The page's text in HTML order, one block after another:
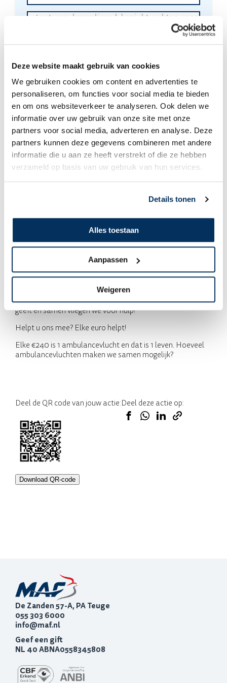
Deze website maakt gebruik van cookies
We gebruiken cookies om content en advertenties te
personaliseren, om functies voor social media te bieden
en om ons websiteverkeer te analyseren. Ook delen we
informatie over uw gebruik van onze site met onze
partners voor social media, adverteren en analyse. Deze
partners kunnen deze gegevens combineren met andere
informatie die u aan ze heeft verstrekt of die ze hebben
verzameld op basis van uw gebruik van hun services.
Details tonen
Alles toestaan
Aanpassen
Weigeren
Deze actie is aangemaakt door:Aaldrik Visscher
Op 8 maart 2025 lopen wij, Wim, Hermen, Jan, Richard,
Bianca, Karen, Anja, Bart, Jakob, Eric en Aaldrik, 10 km of
een halve marathon over de landingsbaan op vliegbasis
door een slang. Een geboorte met complicaties. Gewond
na een overval. Nood aan de man en hulp ver weg. Dat is de
dagelijkse realiteit voor de mensen waarvoor de MAF vliegt
en ondersteuning biedt. De MAF geeft hulp aan mensen in
de meest afgelegen gebieden in de wereld. En zo vliegen zij
Wij gaan lopen om het verschil te maken in de levens van
deze mensen. Door jouw gift maak jij een verschil in de
levens van deze mensen. Dit doen we samen. Wij rennen, jij
geeft en samen vliegen we voor hulp!
Helpt u ons mee? Elke euro helpt!
Elke €240 is 1 ambulancevlucht en dat is 1 leven. Hoeveel
ambulancevluchten maken we samen mogelijk?
Deel de QR code van jouw actie:
Download QR-code
Deel deze actie op:
Laat
bericht
voor
actievoerder
Laat mijn naam niet zien bij deze donatie
De Zanden 57-A, PA Teuge
055 303 6000
info@maf.nl
Geef een gift
NL 40 ABNA0558345808